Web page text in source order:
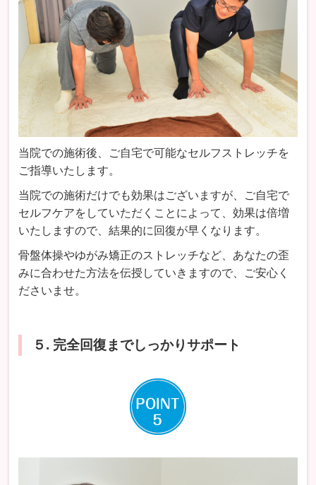
当院での施術後、ご自宅で可能なセルフストレッチを
ご指導いたします。
当院での施術だけでも効果はございますが、ご自宅で
セルフケアをしていただくことによって、効果は倍増
いたしますので、結果的に回復が早くなります。
骨盤体操やゆがみ矯正のストレッチなど、あなたの歪
みに合わせた方法を伝授していきますので、ご安心く
ださいませ。
５. 完全回復までしっかりサポート